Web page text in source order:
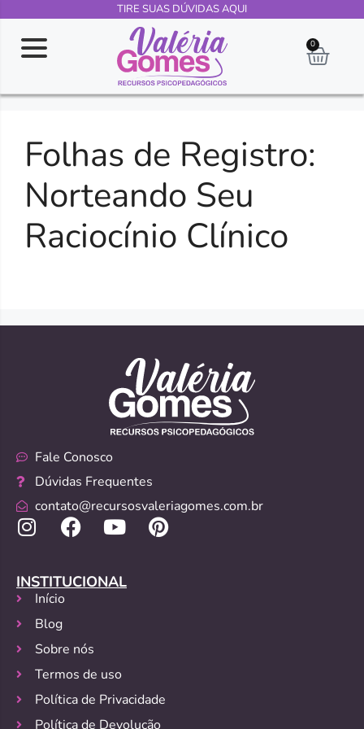
TIRE SUAS DÚVIDAS AQUI
0
Folhas de Registro:
Norteando Seu
Raciocínio Clínico
Fale Conosco
Dúvidas Frequentes
contato@recursosvaleriagomes.com.br
INSTITUCIONAL
Início
Blog
Sobre nós
Termos de uso
Política de Privacidade
Política de Devolução